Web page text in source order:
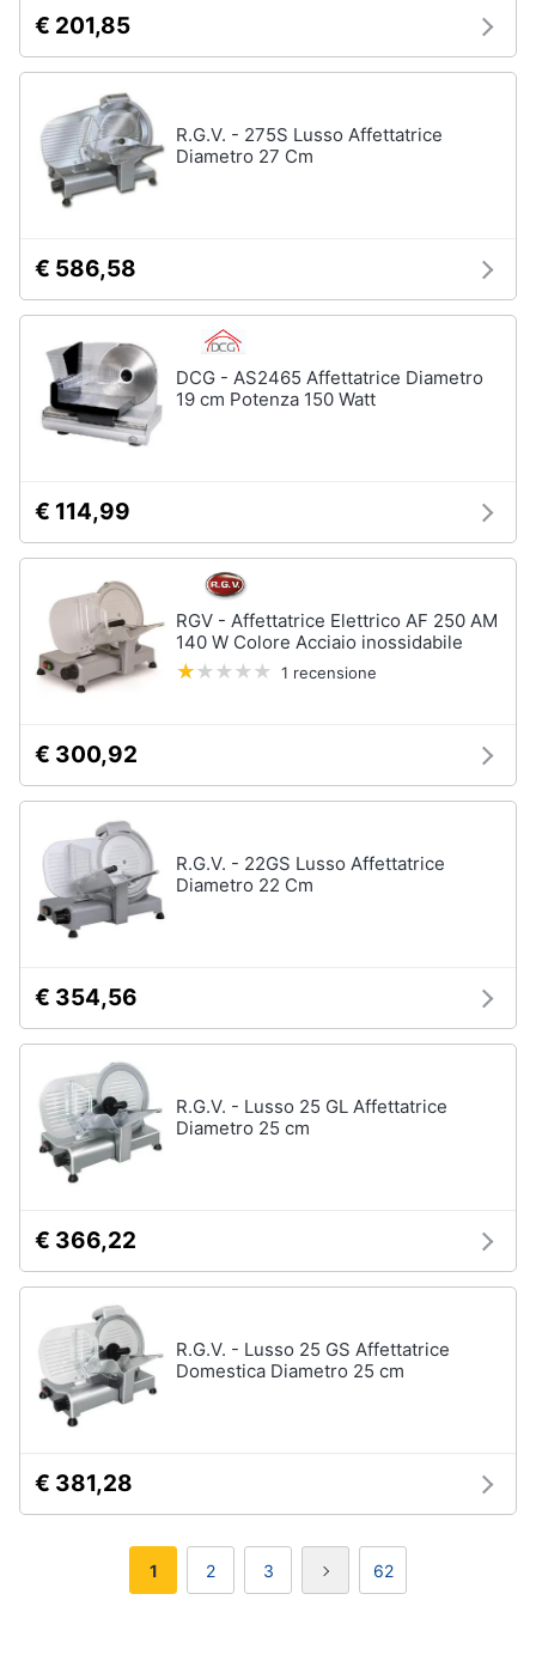
€ 201,85
R.G.V. - 275S Lusso Affettatrice
Diametro 27 Cm
€ 586,58
DCG - AS2465 Affettatrice Diametro
19 cm Potenza 150 Watt
€ 114,99
RGV - Affettatrice Elettrico AF 250 AM
140 W Colore Acciaio inossidabile
1 recensione
€ 300,92
R.G.V. - 22GS Lusso Affettatrice
Diametro 22 Cm
€ 354,56
R.G.V. - Lusso 25 GL Affettatrice
Diametro 25 cm
€ 366,22
R.G.V. - Lusso 25 GS Affettatrice
Domestica Diametro 25 cm
€ 381,28
1 2 3 62